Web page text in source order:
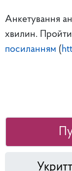
Анкетування
хвилин.
посиланням (